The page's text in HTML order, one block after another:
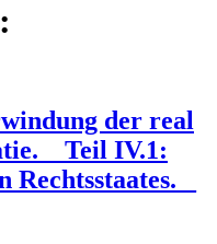
der real
_ Teil IV.1:
_